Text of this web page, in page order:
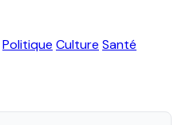
Politique Culture Santé